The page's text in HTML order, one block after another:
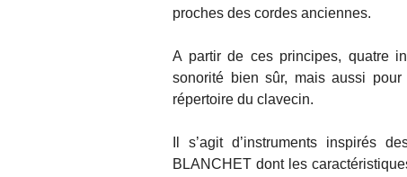
proches des cordes anciennes.
A partir de ces principes, quatre
sonorité bien sûr, mais aussi
répertoire du clavecin.
Il s’agit d’instruments inspirés
BLANCHET dont les